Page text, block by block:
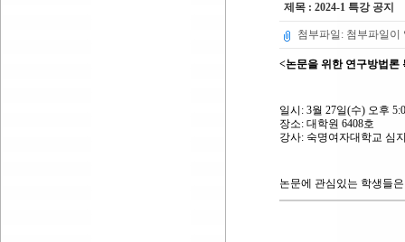
제목 : 2024-1 특강 공지
첨부파일: 첨부파일이
<논문을 위한 연구방법론
일시: 3월 27일(수) 오후
장소: 대학원 6408호
강사: 숙명여자대학교 심
논문에 관심있는 학생들